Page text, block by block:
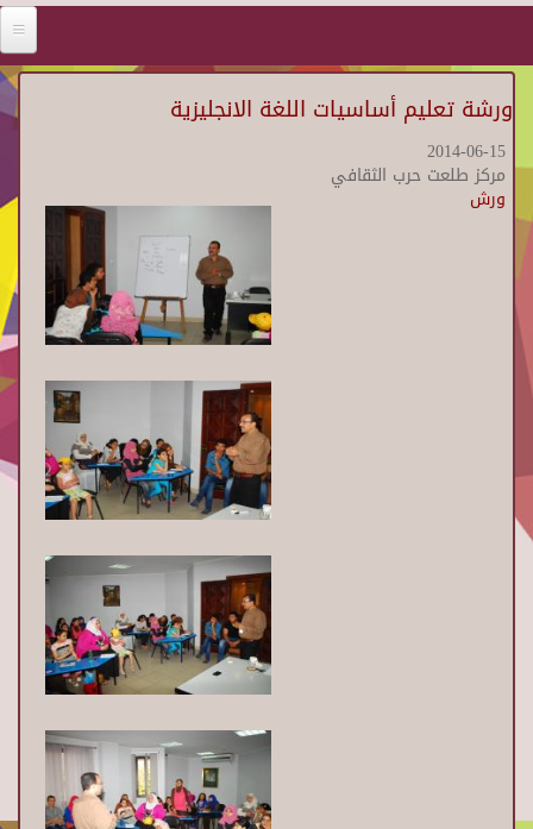
ورشة تعليم أساسيات اللغة الانجليزية
2014-06-15
مركز طلعت حرب الثقافي
ورش